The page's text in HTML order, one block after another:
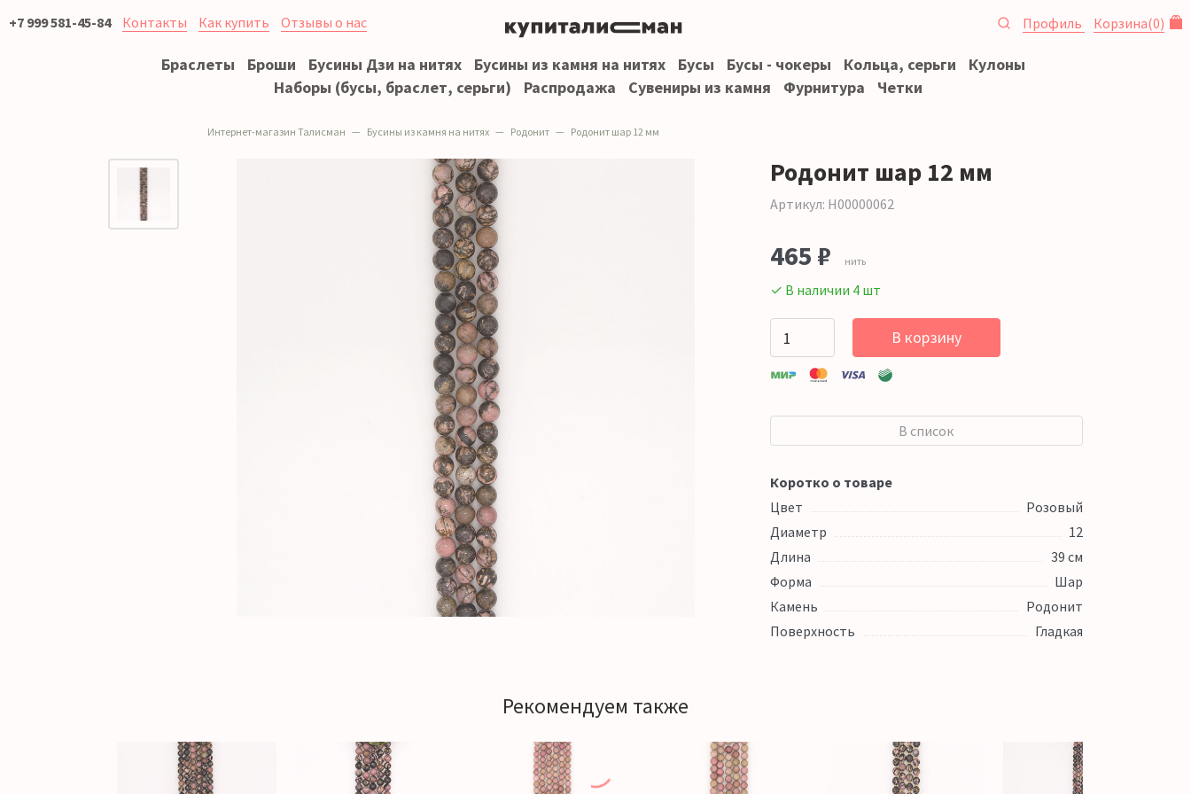
+7 999 581-45-84 Контакты Как купить Отзывы о нас Профиль Корзина(0)
Браслеты Броши Бусины Дзи на нитях Бусины из камня на нитях Бусы Бусы - чокеры Кольца, серьги
Кулоны
Наборы (бусы, браслет, серьги)
Распродажа Сувениры из камня Фурнитура Четки
Интернет-магазин Талисман Бусины из камня на нитях Родонит Родонит шар 12 мм
Родонит шар 12 мм
Артикул: Н00000062
465 ₽ нить
✓ В наличии 4 шт
В корзину
В список
Коротко о товаре
Цвет
Розовый
Диаметр
12
Длина
39 см
Форма
Шар
Камень
Родонит
Поверхность
Гладкая
Рекомендуем также